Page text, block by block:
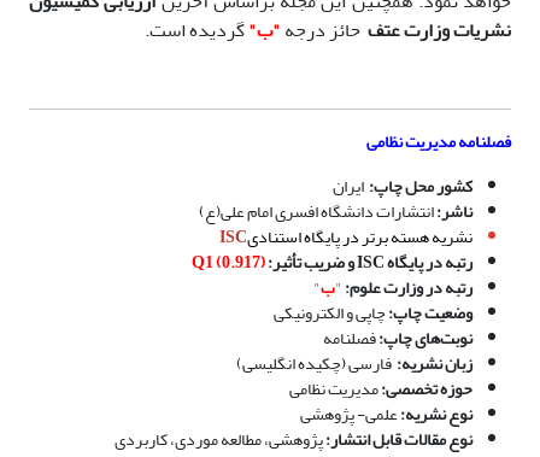
نشریات وزارت عتف حائز درجه"ب"گردیده است.
فصلنامه مدیریت نظامی
کشور محل چاپ:ایران
ناشر:انتشارات دانشگاه افسری امام علی(ع)
نشریه هسته برتر در پایگاه استنادیISC
رتبه درپایگاهISCو ضریب تأثیر:
Q1(0.917)
رتبه در وزارت علوم:"ب"
وضعیت چاپ:چاپی و الکترونیکی
نوبت‌های چاپ:فصلنامه
زبان نشریه:فارسی (چکیده انگلیسی)
حوزه تخصصی:مدیریت نظامی
نوع نشریه:علمی- پژوهشی
نوع مقالات قابل انتشار:پژوهشی، مطالعه موردی، کاربردی